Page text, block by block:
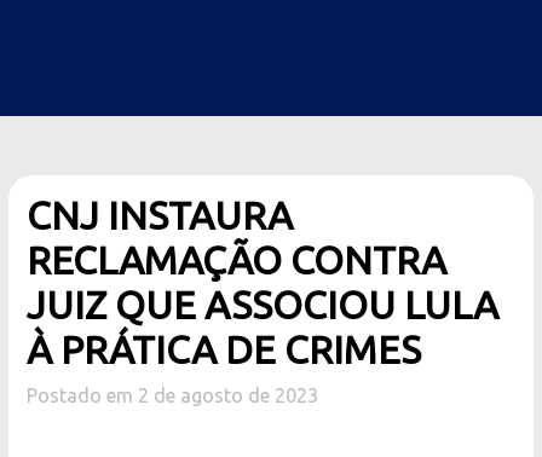
CNJ INSTAURA
RECLAMAÇÃO CONTRA
JUIZ QUE ASSOCIOU LULA
À PRÁTICA DE CRIMES
Postado em 2 de agosto de 2023